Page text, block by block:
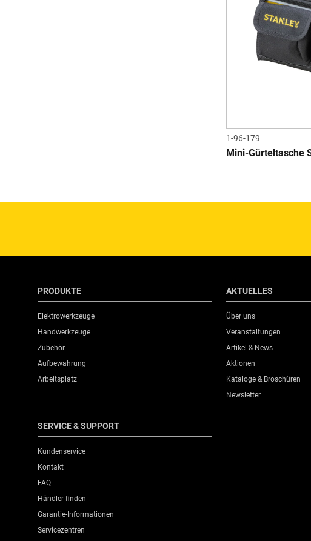
1-96-179
Mini-Gürteltasche
PRODUKTE
Elektrowerkzeuge
Handwerkzeuge
Zubehör
Aufbewahrung
Arbeitsplatz
AKTUELLES
Über uns
Veranstaltungen
Artikel & News
Aktionen
Kataloge & Broschüren
Newsletter
SERVICE & SUPPORT
Kundenservice
Kontakt
FAQ
Händler finden
Garantie-Informationen
Servicezentren